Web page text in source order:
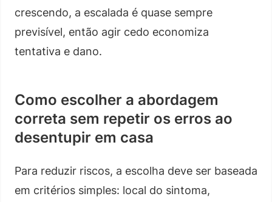
crescendo, a escalada é quase sempre
previsível, então agir cedo economiza
tentativa e dano.
Como escolher a abordagem
correta sem repetir os erros ao
desentupir em casa
Para reduzir riscos, a escolha deve ser baseada
em critérios simples: local do sintoma,